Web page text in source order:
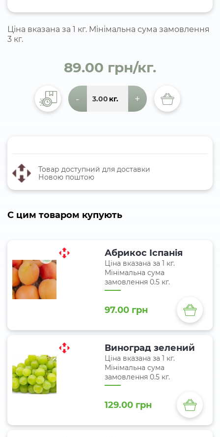
Ціна вказана за 1 кг. Мінімальна сума замовлення
3 кг.
89.00 грн/кг.
- кг. +
Товар доступний для доставки
Новою поштою
C цим товаром купують
Абрикос Іспанія
Ціна вказана за 1 кг.
Мінімальна сума
замовлення 0.5 кг.
97.00 грн
Виноград зелений
Ціна вказана за 1 кг.
Мінімальна сума
замовлення 0.5 кг.
129.00 грн